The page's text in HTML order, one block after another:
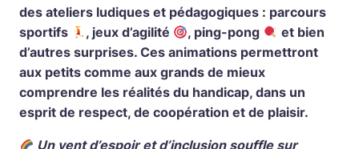
des ateliers ludiques et pédagogiques : parcours
sportifs
, jeux d’agilité , ping-pong
et bien
d’autres surprises. Ces animations permettront
aux petits comme aux grands de mieux
comprendre les réalités du handicap, dans un
esprit de respect, de coopération et de plaisir.
Un vent d’espoir et d’inclusion souffle sur